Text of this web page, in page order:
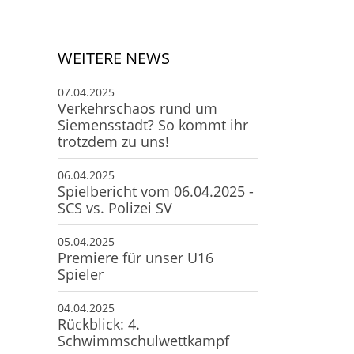
WEITERE NEWS
07.04.2025
Verkehrschaos rund um
Siemensstadt? So kommt ihr
trotzdem zu uns!
06.04.2025
Spielbericht vom 06.04.2025 -
SCS vs. Polizei SV
05.04.2025
Premiere für unser U16
Spieler
04.04.2025
Rückblick: 4.
Schwimmschulwettkampf
Anfahrt zum SCS